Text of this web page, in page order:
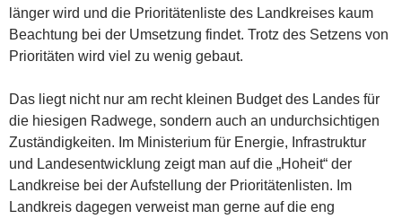
länger wird und die Prioritätenliste des Landkreises kaum
Beachtung bei der Umsetzung findet. Trotz des Setzens von
Prioritäten wird viel zu wenig gebaut.
Das liegt nicht nur am recht kleinen Budget des Landes für
die hiesigen Radwege, sondern auch an undurchsichtigen
Zuständigkeiten. Im Ministerium für Energie, Infrastruktur
und Landesentwicklung zeigt man auf die „Hoheit“ der
Landkreise bei der Aufstellung der Prioritätenlisten. Im
Landkreis dagegen verweist man gerne auf die eng